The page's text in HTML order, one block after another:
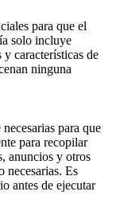
para que el
solo incluye
características de
ninguna
para que
para recopilar
anuncios y otros
necesarias. Es
antes de ejecutar